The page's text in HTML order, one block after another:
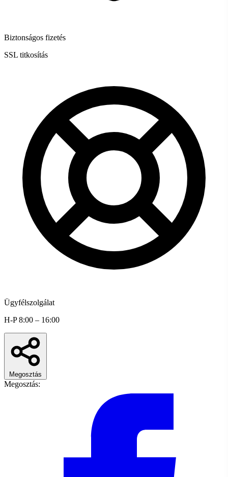
Biztonságos fizetés
SSL titkosítás
Ügyfélszolgálat
H-P 8:00 – 16:00
Megosztás
Megosztás: